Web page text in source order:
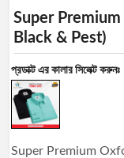
Super
Black & Pest)
প্রডাক্ট এর কালার সিলেক্ট করুনঃ
Super Premium